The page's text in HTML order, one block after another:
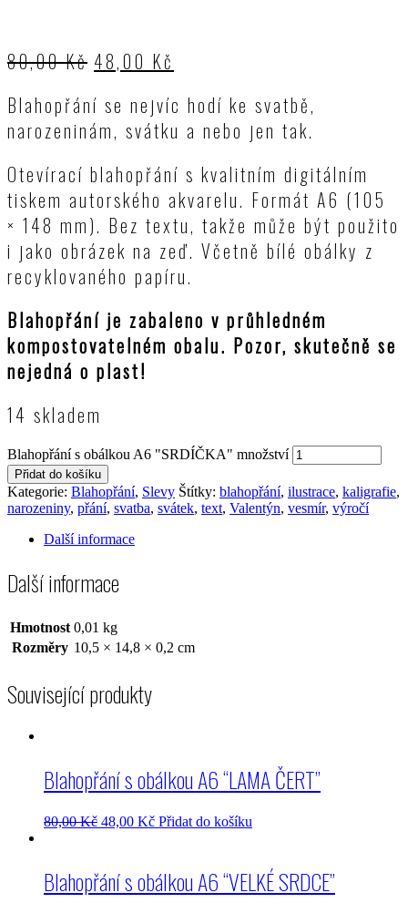
80,00Kč 48,00 Kč
Blahopřání se nejvíc hodí ke svatbě,
narozeninám, svátku a nebo jen tak.
Otevírací blahopřání s kvalitním digitálním
tiskem autorského akvarelu. Formát A6 (105
× 148 mm). Bez textu, takže může být použito
i jako obrázek na zeď. Včetně bílé obálky z
recyklovaného papíru.
Blahopřání je zabaleno v průhledném
kompostovatelném obalu. Pozor, skutečně se
nejedná o plast!
14 skladem
Blahopřání s obálkou A6 "SRDÍČKA" množství
Přidat do košíku
Kategorie: Blahopřání, Slevy Štítky: blahopřání, ilustrace, kaligrafie,
narozeniny, přání, svatba, svátek, text, Valentýn, vesmír, výročí
Další informace
Další informace
Hmotnost 0,01 kg
Rozměry 10,5 × 14,8 × 0,2 cm
Související produkty
Blahopřání s obálkou A6 “LAMA ČERT”
80,00Kč 48,00 Kč Přidat do košíku
Blahopřání s obálkou A6 “VELKÉ SRDCE”